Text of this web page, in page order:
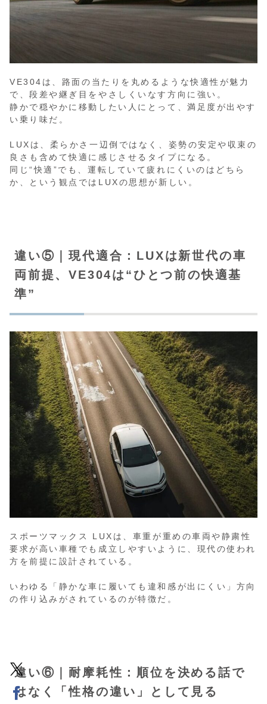
VE304は、路面の当たりを丸めるような快適性が魅力
で、段差や継ぎ目をやさしくいなす方向に強い。
静かで穏やかに移動したい人にとって、満足度が出やす
い乗り味だ。
LUXは、柔らかさ一辺倒ではなく、姿勢の安定や収束の
良さも含めて快適に感じさせるタイプになる。
同じ“快適”でも、運転していて疲れにくいのはどちら
か、という観点ではLUXの思想が新しい。
違い⑤｜現代適合：LUXは新世代の車
両前提、VE304は“ひとつ前の快適基
準”
スポーツマックス LUXは、車重が重めの車両や静粛性
要求が高い車種でも成立しやすいように、現代の使われ
方を前提に設計されている。
いわゆる「静かな車に履いても違和感が出にくい」方向
の作り込みがされているのが特徴だ。
違い⑥｜耐摩耗性：順位を決める話で
はなく「性格の違い」として見る